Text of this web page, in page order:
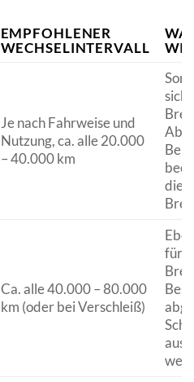
EMPFOHLENER
WECHSELINTERVALL
Je nach Fahrweise und
Nutzung, ca. alle 20.000
– 40.000 km
die
Ca. alle 40.000 – 80.000
km (oder bei Verschleiß)
für